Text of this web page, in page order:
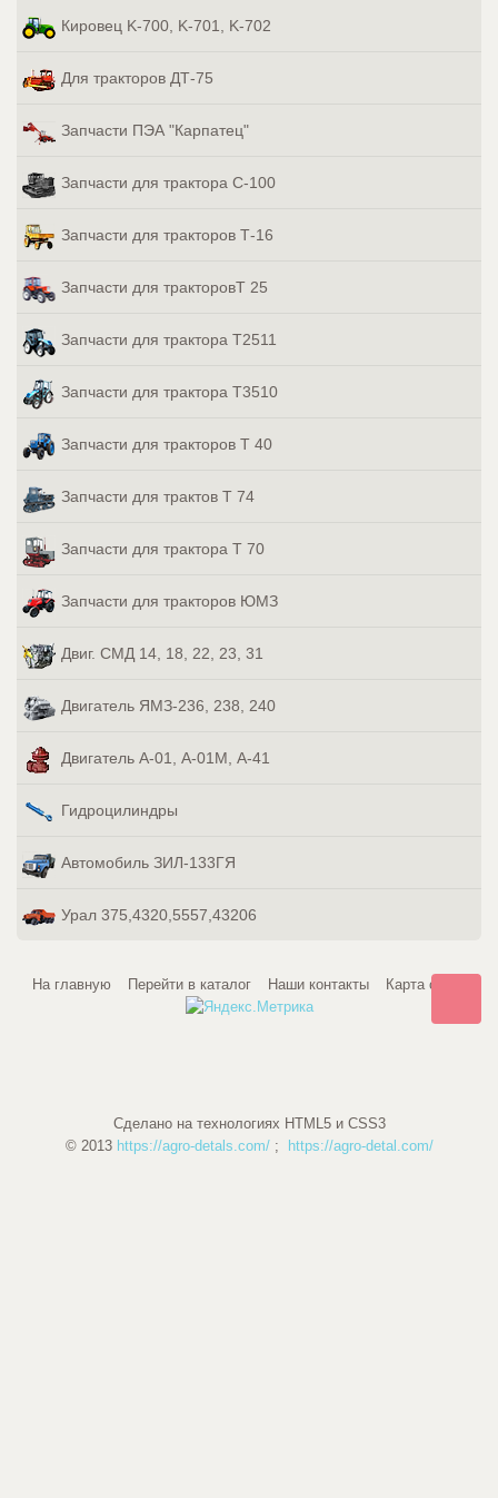
Кировец K-700, K-701, K-702
Для тракторов ДТ-75
Запчасти ПЭА "Карпатец"
Запчасти для трактора С-100
Запчасти для тракторов Т-16
Запчасти для тракторовТ 25
Запчасти для трактора Т2511
Запчасти для трактора Т3510
Запчасти для тракторов Т 40
Запчасти для трактов Т 74
Запчасти для трактора Т 70
Запчасти для тракторов ЮМЗ
Двиг. СМД 14, 18, 22, 23, 31
Двигатель ЯМЗ-236, 238, 240
Двигатель А-01, А-01М, А-41
Гидроцилиндры
Автомобиль ЗИЛ-133ГЯ
Урал 375,4320,5557,43206
На главную Перейти в каталог Наши контакты Карта сайта
Сделано на технологиях HTML5 и CSS3
© 2013 https://agro-detals.com/; https://agro-detal.com/